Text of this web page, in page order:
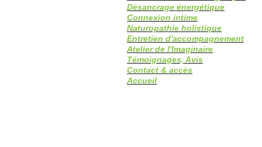
Désancrage énergétique
Connexion intime
Naturopathie holistique
Entretien d'accompagnement
Atelier de l'Imaginaire
Témoignages, Avis
Contact & accès
Accueil